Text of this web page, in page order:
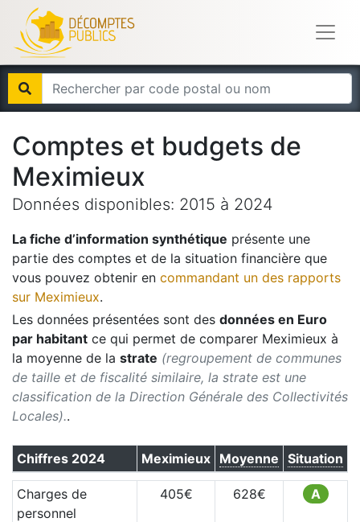
Comptes et budgets de
Meximieux
Données disponibles: 2015 à 2024
La fiche d’information synthétique présente une
partie des comptes et de la situation financière que
vous pouvez obtenir en commandant un des rapports
sur Meximieux.
Les données présentées sont des données en Euro
par habitant ce qui permet de comparer Meximieux à
la moyenne de la strate (regroupement de communes
de taille et de fiscalité similaire, la strate est une
classification de la Direction Générale des Collectivités
Locales)..
Chiffres 2024 Meximieux Moyenne Situation
Charges de
personnel
405€ 628€ A